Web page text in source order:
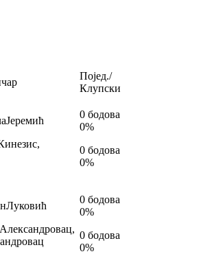
Појед./
Клупски
Јеремић
,
0 бодова
0%
0 бодова
0%
Луковић
,
0 бодова
0%
0 бодова
0%